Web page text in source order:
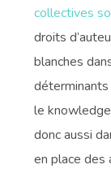
collectives
droits
blanches
le
donc aussi
en place des